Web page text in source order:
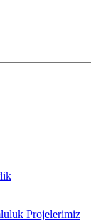
Projelerimiz